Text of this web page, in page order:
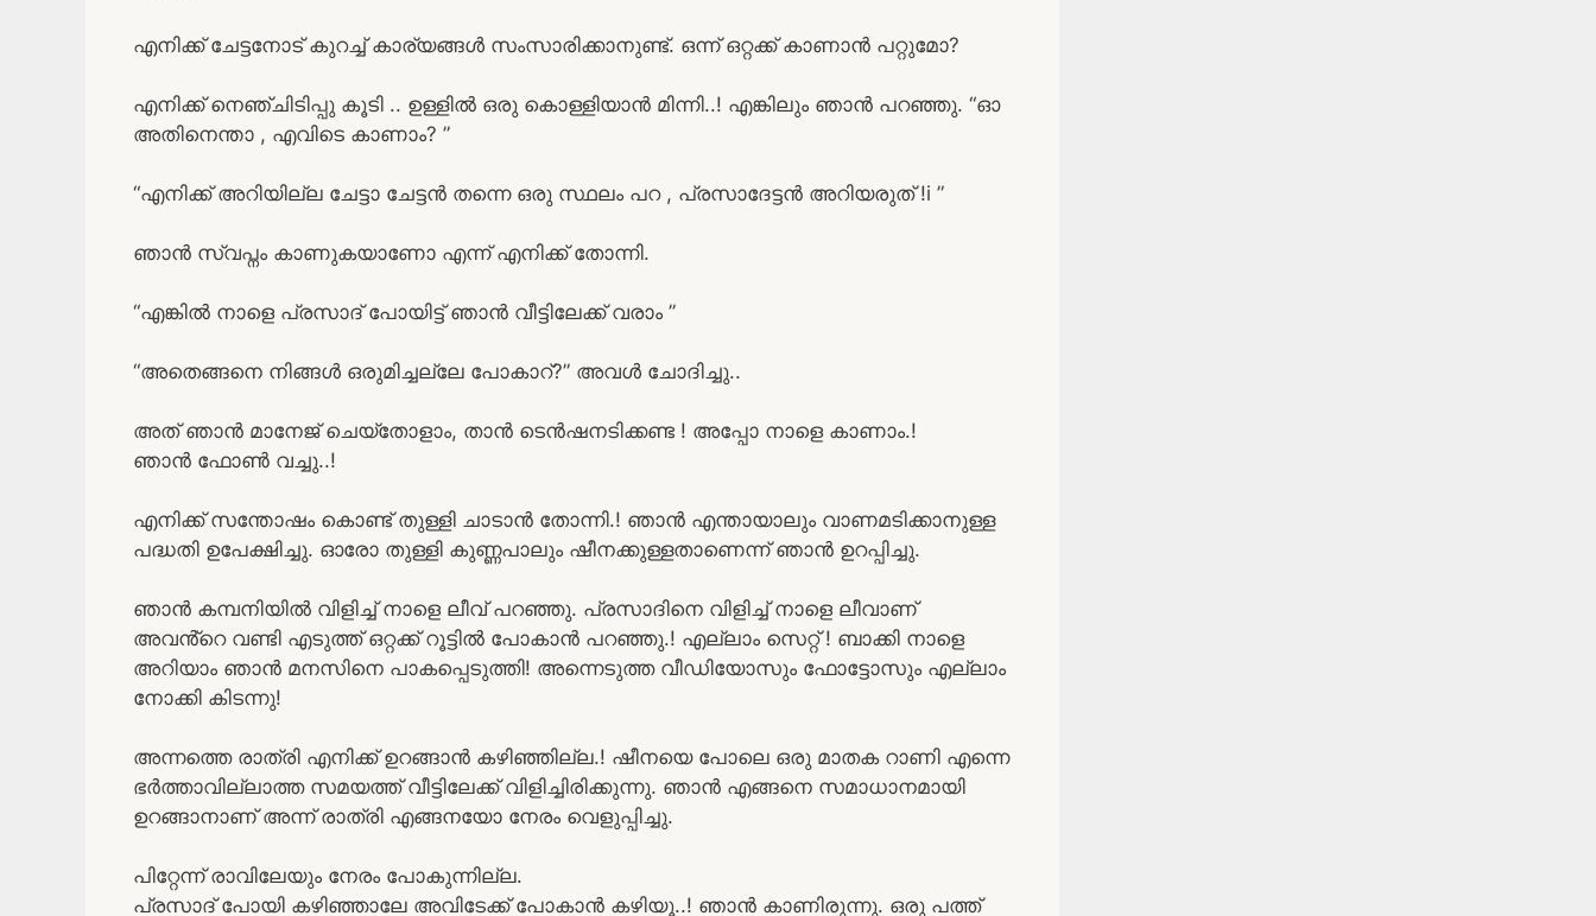
എനിക്ക് ചേട്ടനോട് കുറച്ച് കാര്യങ്ങൾ സംസാരിക്കാനുണ്ട്. ഒന്ന് ഒറ്റക്ക് കാണാൻ പറ്റുമോ?
എനിക്ക് നെഞ്ചിടിപ്പു കൂടി .. ഉള്ളിൽ ഒരു കൊള്ളിയാൻ മിന്നി..! എങ്കിലും ഞാൻ പറഞ്ഞു. “ഓ
അതിനെന്താ , എവിടെ കാണാം? ”
“എനിക്ക് അറിയില്ല ചേട്ടാ ചേട്ടൻ തന്നെ ഒരു സ്ഥലം പറ , പ്രസാദേട്ടൻ അറിയരുത് !i ”
ഞാൻ സ്വപ്നം കാണുകയാണോ എന്ന് എനിക്ക് തോന്നി.
“എങ്കിൽ നാളെ പ്രസാദ് പോയിട്ട് ഞാൻ വീട്ടിലേക്ക് വരാം ”
“അതെങ്ങനെ നിങ്ങൾ ഒരുമിച്ചല്ലേ പോകാറ്?” അവൾ ചോദിച്ചു..
അത് ഞാൻ മാനേജ് ചെയ്തോളാം, താൻ ടെൻഷനടിക്കണ്ട ! അപ്പോ നാളെ കാണാം.!
ഞാൻ ഫോൺ വച്ചു..!
എനിക്ക് സന്തോഷം കൊണ്ട് തുള്ളി ചാടാൻ തോന്നി.! ഞാൻ എന്തായാലും വാണമടിക്കാനുള്ള
പദ്ധതി ഉപേക്ഷിച്ചു. ഓരോ തുള്ളി കുണ്ണപാലും ഷീനക്കുള്ളതാണെന്ന് ഞാൻ ഉറപ്പിച്ചു.
ഞാൻ കമ്പനിയിൽ വിളിച്ച് നാളെ ലീവ് പറഞ്ഞു. പ്രസാദിനെ വിളിച്ച് നാളെ ലീവാണ്
അവൻ്റെ വണ്ടി എടുത്ത് ഒറ്റക്ക് റൂട്ടിൽ പോകാൻ പറഞ്ഞു.! എല്ലാം സെറ്റ് ! ബാക്കി നാളെ
അറിയാം ഞാൻ മനസിനെ പാകപ്പെടുത്തി! അന്നെടുത്ത വീഡിയോസും ഫോട്ടോസും എല്ലാം
നോക്കി കിടന്നു!
അന്നത്തെ രാത്രി എനിക്ക് ഉറങ്ങാൻ കഴിഞ്ഞില്ല.! ഷീനയെ പോലെ ഒരു മാതക റാണി എന്നെ
ഭർത്താവില്ലാത്ത സമയത്ത് വീട്ടിലേക്ക് വിളിച്ചിരിക്കുന്നു. ഞാൻ എങ്ങനെ സമാധാനമായി
ഉറങ്ങാനാണ് അന്ന് രാത്രി എങ്ങനയോ നേരം വെളുപ്പിച്ചു.
പിറ്റേന്ന് രാവിലേയും നേരം പോകുന്നില്ല.
പ്രസാദ് പോയി കഴിഞ്ഞാലേ അവിടേക്ക് പോകാൻ കഴിയൂ..! ഞാൻ കാണിരുന്നു. ഒരു പത്ത്